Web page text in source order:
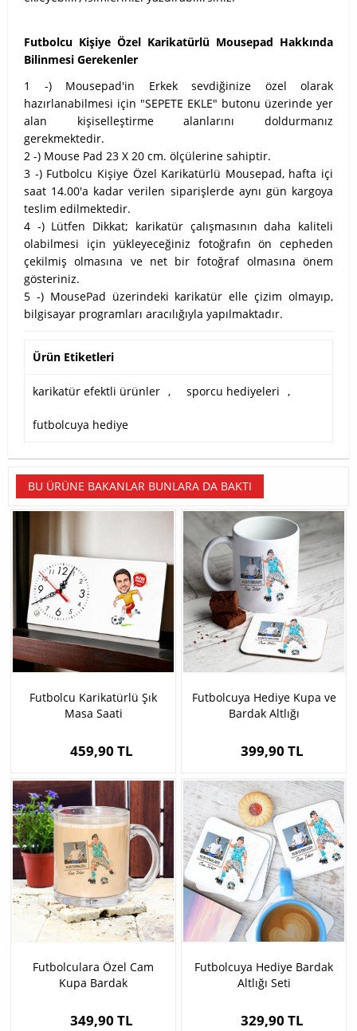
Futbolcu Kişiye Özel Karikatürlü Mousepad Hakkında
Bilinmesi Gerekenler
1 -) Mousepad'in Erkek sevdiğinize özel olarak
hazırlanabilmesi için "SEPETE EKLE" butonu üzerinde yer
alan kişiselleştirme alanlarını doldurmanız
gerekmektedir.
2 -) Mouse Pad 23 X 20 cm. ölçülerine sahiptir.
3 -) Futbolcu Kişiye Özel Karikatürlü Mousepad, hafta içi
saat 14.00'a kadar verilen siparişlerde aynı gün kargoya
teslim edilmektedir.
4 -) Lütfen Dikkat; karikatür çalışmasının daha kaliteli
olabilmesi için yükleyeceğiniz fotoğrafın ön cepheden
çekilmiş olmasına ve net bir fotoğraf olmasına önem
gösteriniz.
5 -) MousePad üzerindeki karikatür elle çizim olmayıp,
bilgisayar programları aracılığıyla yapılmaktadır.
Ürün Etiketleri
karikatür efektli ürünler , sporcu hediyeleri ,
futbolcuya hediye
BU ÜRÜNE BAKANLAR BUNLARA DA BAKTI
Futbolcu Karikatürlü Şık
Masa Saati
459,90 TL
Futbolcuya Hediye Kupa ve
Bardak Altlığı
399,90 TL
Futbolculara Özel Cam
Kupa Bardak
349,90 TL
Futbolcuya Hediye Bardak
Altlığı Seti
329,90 TL